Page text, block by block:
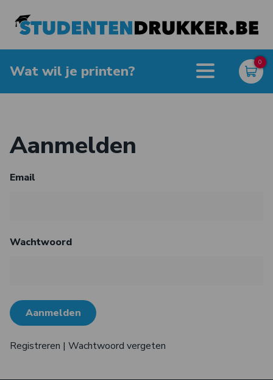
Wat wil je printen? 0
Aanmelden
Email
Wachtwoord
Aanmelden
Registreren | Wachtwoord vergeten